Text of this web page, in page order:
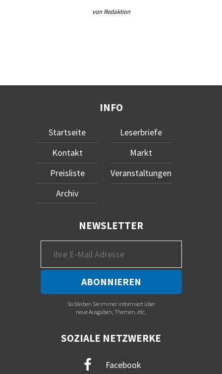
von Redaktion
INFO
Startseite
Kontakt
Preisliste
Archiv
Leserbriefe
Markt
Veranstaltungen
NEWSLETTER
So bleiben Sie immer informiert über
neue Ausgaben, Themen, etc.
SOZIALE NETZWERKE
Facebook